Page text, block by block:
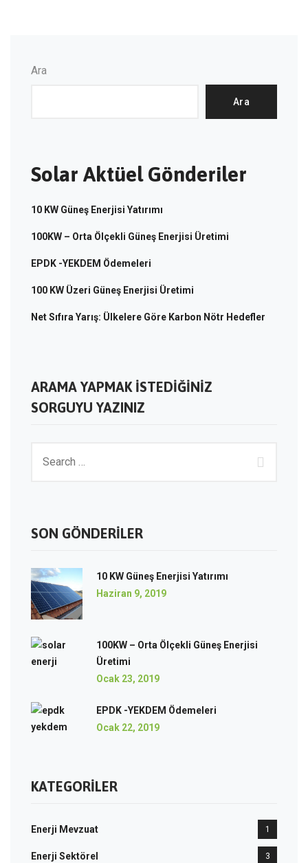
Ara
Ara
Solar Aktüel Gönderiler
10 KW Güneş Enerjisi Yatırımı
100KW – Orta Ölçekli Güneş Enerjisi Üretimi
EPDK -YEKDEM Ödemeleri
100 KW Üzeri Güneş Enerjisi Üretimi
Net Sıfıra Yarış: Ülkelere Göre Karbon Nötr Hedefler
ARAMA YAPMAK İSTEDIĞINIZ
SORGUYU YAZINIZ
SON GÖNDERILER
10 KW Güneş Enerjisi Yatırımı
Haziran 9, 2019
100KW – Orta Ölçekli Güneş Enerjisi
Üretimi
Ocak 23, 2019
EPDK -YEKDEM Ödemeleri
Ocak 22, 2019
KATEGORILER
Enerji Mevzuat 1
Enerji Sektörel 3